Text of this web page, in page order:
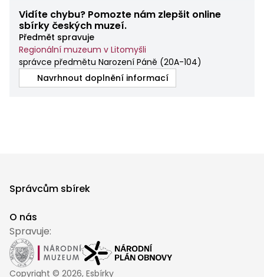
Vidíte chybu? Pomozte nám zlepšit online
sbírky českých muzeí.
Předmět spravuje
Regionální muzeum v Litomyšli
správce předmětu Narození Páně (20A-104)
Navrhnout doplnění informací
Správcům sbírek
O nás
Spravuje:
Copyright © 2026, Esbírky